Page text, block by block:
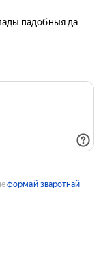
падобныя да
формай зваротнай